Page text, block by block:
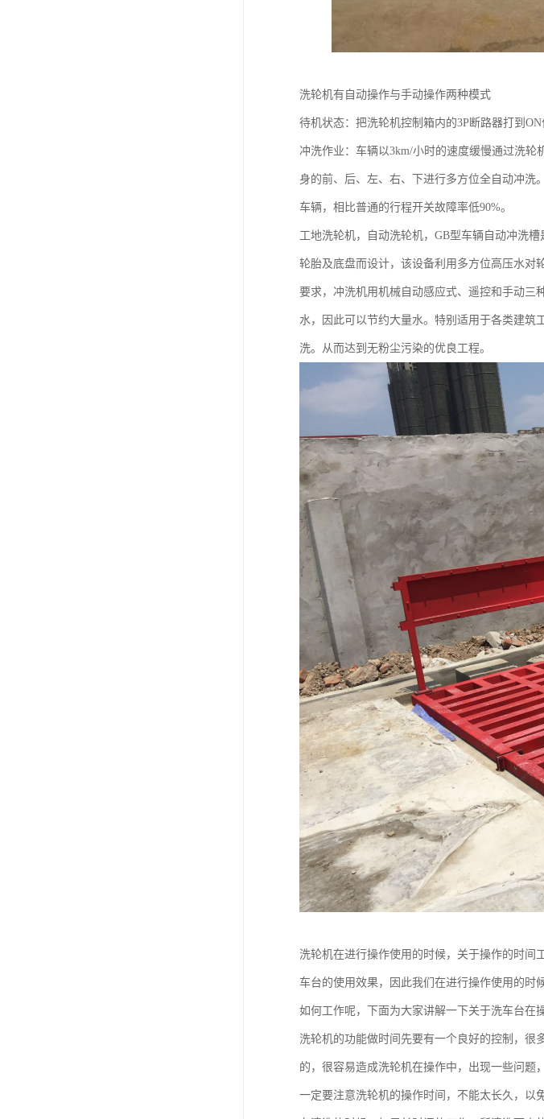
洗轮机有自动操作与手动操作两种模式
待机状态：把洗轮机控制箱内的3P断路器打到
冲洗作业：车辆以3km/小时的速度缓慢通过洗
身的前、后、左、右、下进行多方位全自动冲洗
车辆，相比普通的行程开关故障率低90%。
工地洗轮机，自动洗轮机，GB型车辆自动冲洗
轮胎及底盘而设计，该设备利用多方位高压水对
要求，冲洗机用机械自动感应式、遥控和手动三
水，因此可以节约大量水。特别适用于各类建筑
洗。从而达到无粉尘污染的优良工程。
洗轮机在进行操作使用的时候，关于操作的时间
车台的使用效果，因此我们在进行操作使用的时
如何工作呢，下面为大家讲解一下关于洗车台在
洗轮机的功能做时间先要有一个良好的控制，很
的，很容易造成洗轮机在操作中，出现一些问题
一定要注意洗轮机的操作时间，不能太长久，以